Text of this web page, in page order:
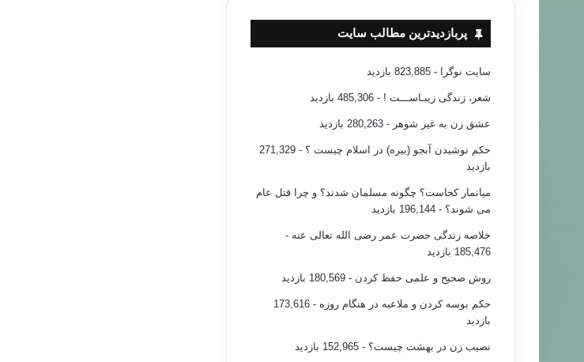
پربازدیدترین مطالب سایت
سایت نوگرا - 823,885 بازدید
شعر، زندگی زیبـاســـت ! - 485,306 بازدید
عشق زن به غیر شوهر - 280,263 بازدید
حکم نوشیدن آبجو (بیره) در اسلام چیست ؟
- 271,329
بازدید
میانمار کجاست؟ چگونه مسلمان شدند؟ و چرا قتل عام
می شوند؟ - 196,144 بازدید
خلاصه زندگی حضرت عمر رضی الله تعالی عنه -
185,476 بازدید
روش صحیح و علمی حفظ کردن - 180,569 بازدید
حکم بوسه کردن و ملاعبه در هنگام روزه
- 173,616
بازدید
نصیب زن در بهشت چیست؟ - 152,965 بازدید